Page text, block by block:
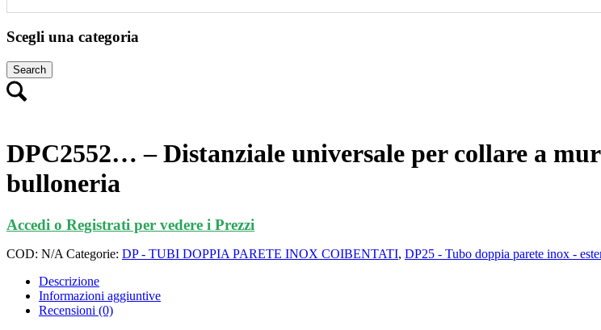
Scegli una categoria
Search
DPC2552… – Distanziale universale per collare a
bulloneria
Accedi o Registrati per vedere i Prezzi
COD: N/A Categorie: DP - TUBI DOPPIA PARETE INOX COIBENTATI, DP25 - Tubo doppia parete inox -
Descrizione
Informazioni aggiuntive
Recensioni (0)